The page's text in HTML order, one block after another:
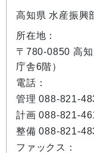
高知県 水産振興
所在地：
〒780-0850 高
庁舎6階）
電話：
管理 088-821-
計画 088-821-
整備 088-821-
ファックス：